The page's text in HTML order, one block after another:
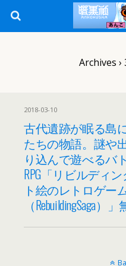
Archives
2018-03-10
古代遺跡が眠る島
たちの物語。謎や
り込んで遊べるバ
RPG「リビルディ
ト絵のレトロゲー
（RebuildingSaga）